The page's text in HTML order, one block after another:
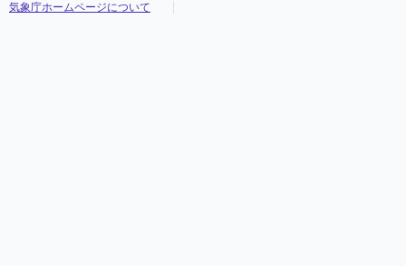
気象庁ホームページについて